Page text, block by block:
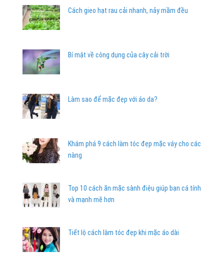
Cách gieo hạt rau cải nhanh, nảy mầm đều
Bí mật về công dụng của cây cải trời
Làm sao để mặc đẹp với áo da?
Khám phá 9 cách làm tóc đẹp mặc váy cho các
nàng
Top 10 cách ăn mặc sành điệu giúp bạn cá tính
và mạnh mẽ hơn
Tiết lộ cách làm tóc đẹp khi mặc áo dài